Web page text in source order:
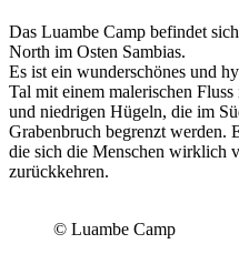
Das Luambe Camp befindet
North im Osten Sambias.
Es ist ein wunderschönes und
Tal mit einem malerischen
und niedrigen Hügeln, die im
Grabenbruch begrenzt werden.
die sich die Menschen wirklich
zurückkehren.
© Luambe Camp